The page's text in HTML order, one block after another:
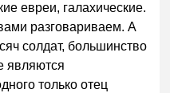
евреи, галахические.
разговариваем. А
солдат, большинство
являются
только отец